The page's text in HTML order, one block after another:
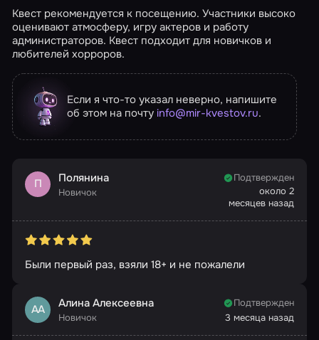
Квест рекомендуется к посещению. Участники высоко
оценивают атмосферу, игру актеров и работу
администраторов. Квест подходит для новичков и
любителей хорроров.
Если я что-то указал неверно, напишите
об этом на почту info@mir-kvestov.ru.
П Полянина
Новичок
Подтвержден
около 2
месяцев назад
Были первый раз, взяли 18+ и не пожалели
АА Алина Алексеевна
Новичок
Подтвержден
3 месяца назад